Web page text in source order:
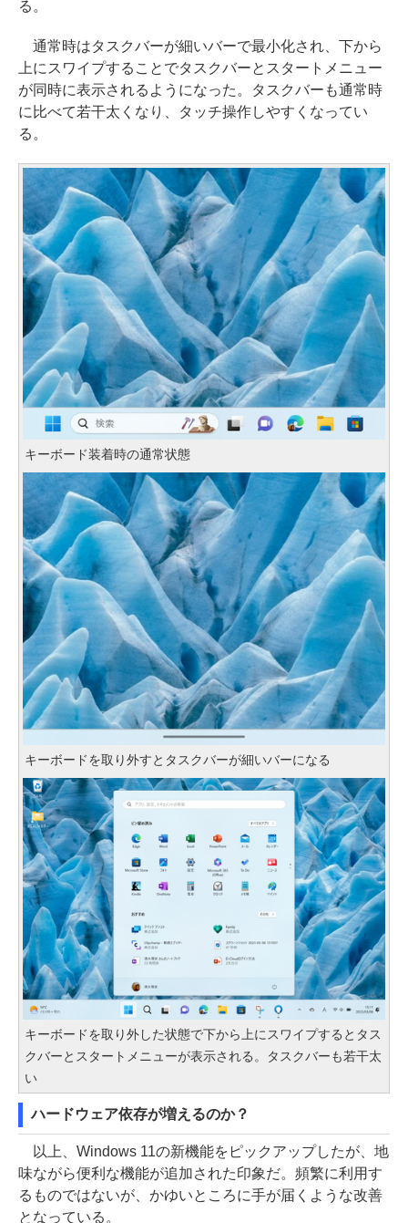
る。
通常時はタスクバーが細いバーで最小化され、下から
上にスワイプすることでタスクバーとスタートメニュー
が同時に表示されるようになった。タスクバーも通常時
に比べて若干太くなり、タッチ操作しやすくなってい
る。
キーボード装着時の通常状態
キーボードを取り外すとタスクバーが細いバーになる
キーボードを取り外した状態で下から上にスワイプするとタス
クバーとスタートメニューが表示される。タスクバーも若干太
い
ハードウェア依存が増えるのか？
以上、Windows 11の新機能をピックアップしたが、地
味ながら便利な機能が追加された印象だ。頻繁に利用す
るものではないが、かゆいところに手が届くような改善
となっている。